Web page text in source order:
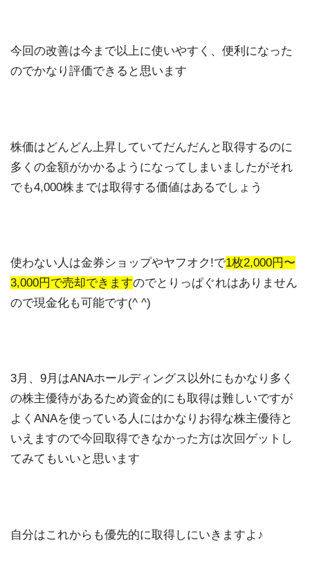
今回の改善は今まで以上に使いやすく、便利になった
のでかなり評価できると思います
株価はどんどん上昇していてだんだんと取得するのに
多くの金額がかかるようになってしまいましたがそれ
でも4,000株までは取得する価値はあるでしょう
使わない人は金券ショップやヤフオク!で1枚2,000円〜
3,000円で売却できますのでとりっぱぐれはありません
ので現金化も可能です(^ ^)
3月、9月はANAホールディングス以外にもかなり多く
の株主優待があるため資金的にも取得は難しいですが
よくANAを使っている人にはかなりお得な株主優待と
いえますので今回取得できなかった方は次回ゲットし
てみてもいいと思います
自分はこれからも優先的に取得しにいきますよ♪